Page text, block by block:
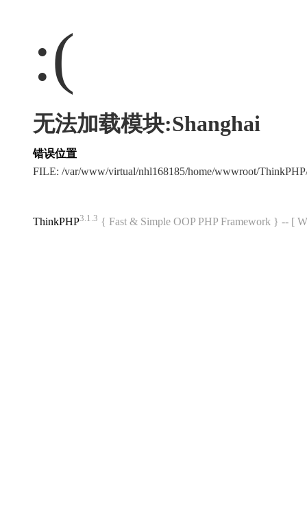
:(
无法加载模块:Shanghai
错误位置
FILE: /var/www/virtual/nhl168185/home/wwwroot/
ThinkPHP3.1.3 { Fast & Simple OOP PHP Framework } -- [